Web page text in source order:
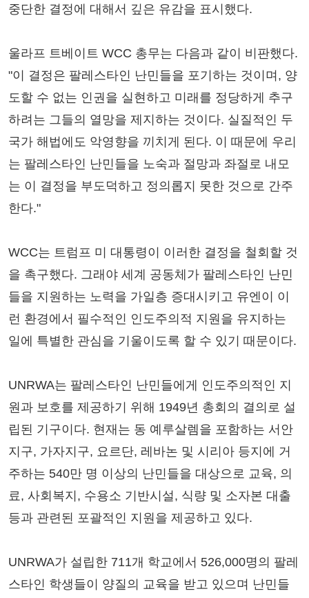
중단한 결정에 대해서 깊은 유감을 표시했다.
울라프 트베이트 WCC 총무는 다음과 같이 비판했다.
"이 결정은 팔레스타인 난민들을 포기하는 것이며, 양
도할 수 없는 인권을 실현하고 미래를 정당하게 추구
하려는 그들의 열망을 제지하는 것이다. 실질적인 두
국가 해법에도 악영향을 끼치게 된다. 이 때문에 우리
는 팔레스타인 난민들을 노숙과 절망과 좌절로 내모
는 이 결정을 부도덕하고 정의롭지 못한 것으로 간주
한다."
WCC는 트럼프 미 대통령이 이러한 결정을 철회할 것
을 촉구했다. 그래야 세계 공동체가 팔레스타인 난민
들을 지원하는 노력을 가일층 증대시키고 유엔이 이
런 환경에서 필수적인 인도주의적 지원을 유지하는
일에 특별한 관심을 기울이도록 할 수 있기 때문이다.
UNRWA는 팔레스타인 난민들에게 인도주의적인 지
원과 보호를 제공하기 위해 1949년 총회의 결의로 설
립된 기구이다. 현재는 동 예루살렘을 포함하는 서안
지구, 가자지구, 요르단, 레바논 및 시리아 등지에 거
주하는 540만 명 이상의 난민들을 대상으로 교육, 의
료, 사회복지, 수용소 기반시설, 식량 및 소자본 대출
등과 관련된 포괄적인 지원을 제공하고 있다.
UNRWA가 설립한 711개 학교에서 526,000명의 팔레
스타인 학생들이 양질의 교육을 받고 있으며 난민들